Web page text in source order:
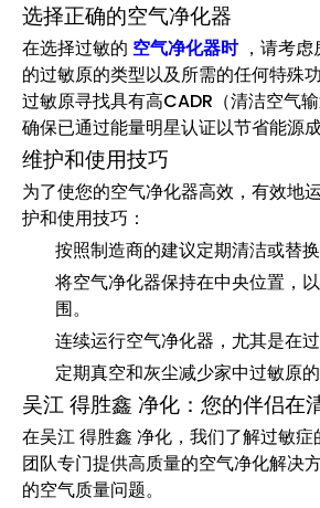
选择正确的空气净化器
在选择过敏的 空气净化器时，请考虑
的过敏原的类型以及所需的任何特殊
过敏原寻找具有高CADR（清洁空气
确保已通过能量明星认证以节省能源成
维护和使用技巧
为了使您的空气净化器高效，有效地
护和使用技巧：
按照制造商的建议定期清洁或替换
将空气净化器保持在中央位置，
围。
连续运行空气净化器，尤其是在过
定期真空和灰尘减少家中过敏原的
吴江 得胜鑫 净化：您的伴侣在
在吴江 得胜鑫 净化，我们了解过敏
团队专门提供高质量的空气净化解决
的空气质量问题。